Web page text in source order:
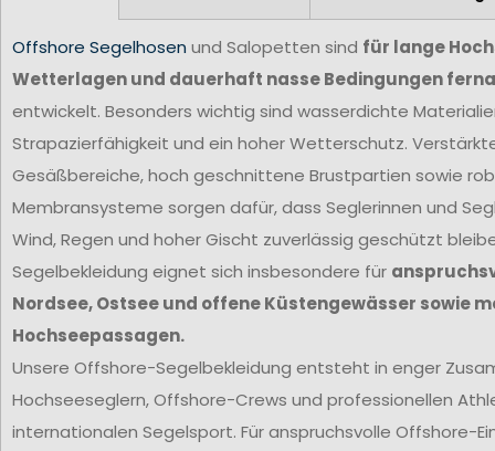
Offshore Segelhosen und Salopetten sind für lange
Wetterlagen und dauerhaft nasse Bedingungen
entwickelt. Besonders wichtig sind wasserdichte
Strapazierfähigkeit und ein hoher Wetterschutz.
Gesäßbereiche, hoch geschnittene Brustpartien sowie
Membransysteme sorgen dafür, dass Seglerinnen und
Wind, Regen und hoher Gischt zuverlässig geschützt
Segelbekleidung eignet sich insbesondere für
Nordsee, Ostsee und offene Küstengewässer sowie
Hochseepassagen.
Unsere Offshore-Segelbekleidung entsteht in enger
Hochseeseglern, Offshore-Crews und professionellen
internationalen Segelsport. Für anspruchsvolle Offshore-